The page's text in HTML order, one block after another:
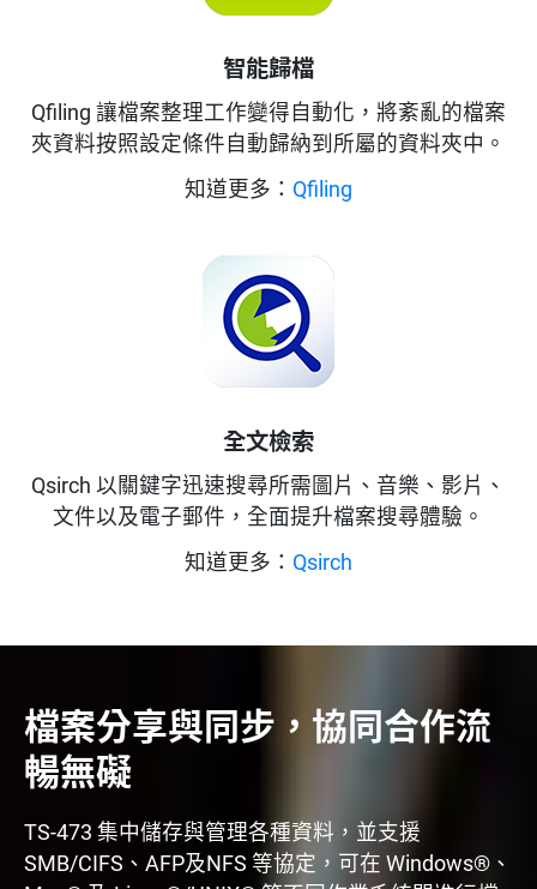
智能歸檔
Qfiling 讓檔案整理工作變得自動化，將紊亂的檔案
夾資料按照設定條件自動歸納到所屬的資料夾中。
知道更多： Qfiling
全文檢索
Qsirch 以關鍵字迅速搜尋所需圖片、音樂、影片、
文件以及電子郵件，全面提升檔案搜尋體驗。
知道更多： Qsirch
檔案分享與同步，協同合作流
暢無礙
TS-473 集中儲存與管理各種資料，並支援
SMB/CIFS、AFP及NFS 等協定，可在 Windows®、